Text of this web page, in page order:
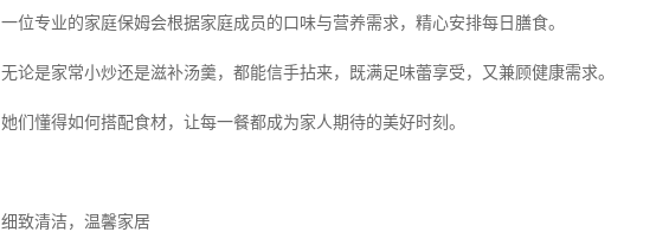
一位专业的家庭保姆会根据家庭成员的口味与营养需求，精心安排每日膳食。
无论是家常小炒还是滋补汤羹，都能信手拈来，既满足味蕾享受，又兼顾健康需求。
她们懂得如何搭配食材，让每一餐都成为家人期待的美好时刻。
细致清洁，温馨家居